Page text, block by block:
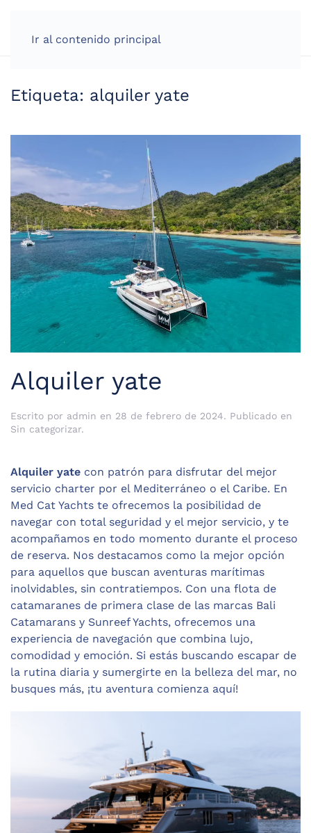
Ir al contenido principal
Etiqueta: alquiler yate
Alquiler yate
Escrito por admin en 28 de febrero de 2024. Publicado en
Sin categorizar.
Alquiler yate con patrón para disfrutar del mejor
servicio charter por el Mediterráneo o el Caribe. En
Med Cat Yachts te ofrecemos la posibilidad de
navegar con total seguridad y el mejor servicio, y te
acompañamos en todo momento durante el proceso
de reserva. Nos destacamos como la mejor opción
para aquellos que buscan aventuras marítimas
inolvidables, sin contratiempos. Con una flota de
catamaranes de primera clase de las marcas Bali
Catamarans y Sunreef Yachts, ofrecemos una
experiencia de navegación que combina lujo,
comodidad y emoción. Si estás buscando escapar de
la rutina diaria y sumergirte en la belleza del mar, no
busques más, ¡tu aventura comienza aquí!